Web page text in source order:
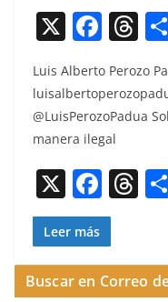
X F
c
e
b
o
o
k
T
re
a
s
Luis Alber­to Per­o­zo
@LuisPerozoPadua
man­era ilegal
X F
a
c
e
T
a
Leer más
Buscar en Correo